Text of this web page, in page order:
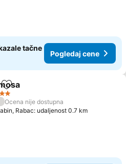
tačne
Pogledaj cene
Dodati u favorite
Ocena nije dostupna
Rabac: udaljenost 0.7 km